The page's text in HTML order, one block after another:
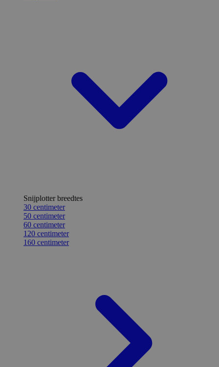
Snijplotter breedtes
30 centimeter
50 centimeter
60 centimeter
120 centimeter
160 centimeter